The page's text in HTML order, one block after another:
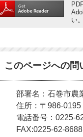
い。
このページへの問
部署名：石巻市農
住所：〒986-0195
電話番号：0225-
FAX:0225-62-8688